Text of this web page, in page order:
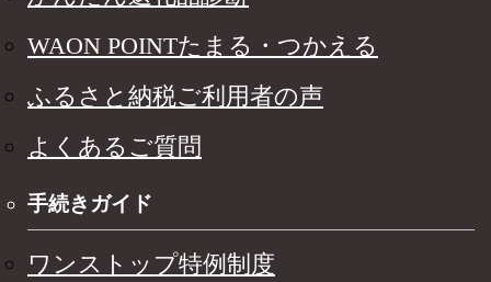
WAON POINTたまる・つかえる
ふるさと納税ご利用者の声
よくあるご質問
手続きガイド
ワンストップ特例制度